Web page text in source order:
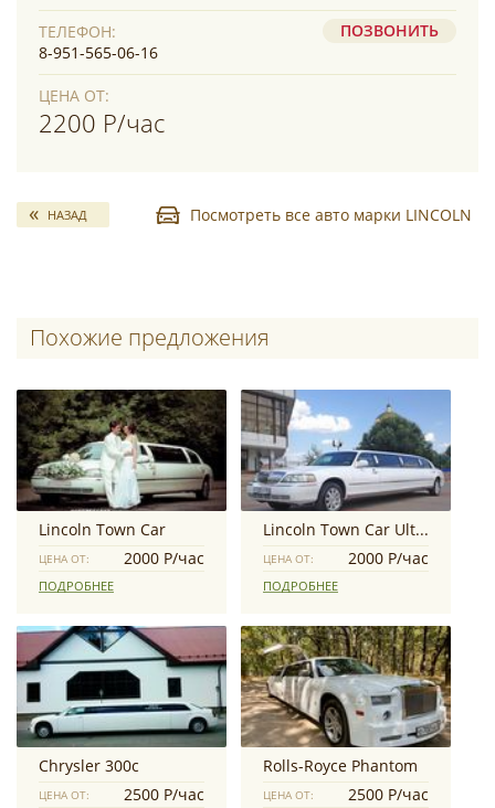
ТЕЛЕФОН:
8-951-565-06-16
ПОЗВОНИТЬ
ЦЕНА ОТ:
2200 Р/час
НАЗАД Посмотреть все авто марки LINCOLN
Похожие предложения
Lincoln Town Car
ЦЕНА ОТ: 2000 Р/час
ПОДРОБНЕЕ
Lincoln Town Car Ultra Stretch
ЦЕНА ОТ: 2000 Р/час
ПОДРОБНЕЕ
Chrysler 300c
ЦЕНА ОТ: 2500 Р/час
Rolls-Royce Phantom
ЦЕНА ОТ: 2500 Р/час